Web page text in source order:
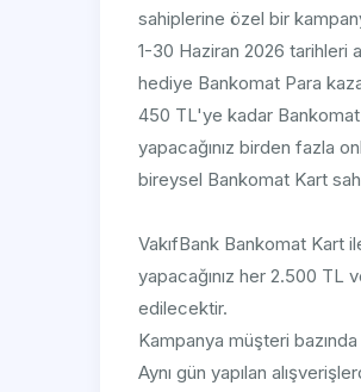
sahiplerine özel bir
1-30 Haziran 2026 tarihleri
hediye Bankomat Para
450 TL'ye kadar
yapacağınız birden fazla
bireysel Bankomat Kart
VakıfBank Bankomat Kart
yapacağınız her 2.500 TL
edilecektir.
Kampanya müşteri
Aynı gün yapılan